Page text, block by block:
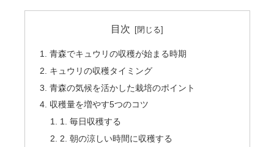
目次
青森でキュウリの収穫が始まる時期
キュウリの収穫タイミング
青森の気候を活かした栽培のポイント
収穫量を増やす5つのコツ
1. 毎日収穫する
2. 朝の涼しい時間に収穫する